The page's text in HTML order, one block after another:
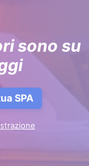
sono su
SPA